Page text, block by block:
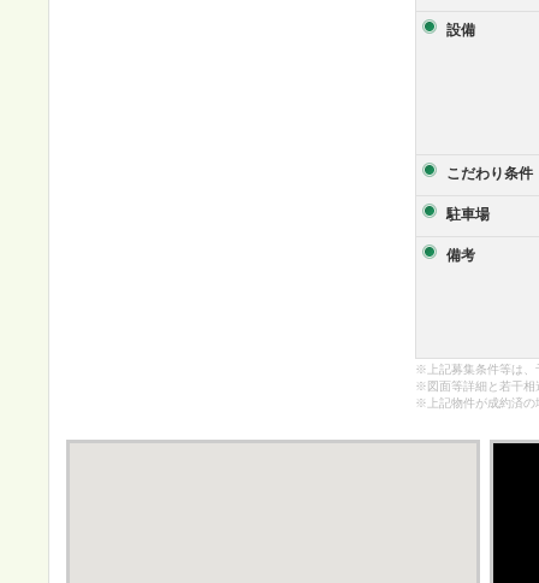
設備
こだわり条件
駐車場
備考
※上記募集条件等は、
※図面等詳細と若干相
※上記物件が成約済の